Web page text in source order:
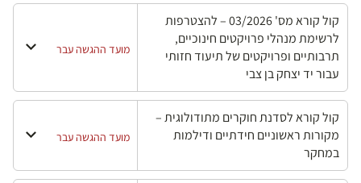
קול קורא מס' 03/2026 – להצטרפות
לרשימת מנהלי פרויקטים חינוכיים,
תרבותיים ופרויקטים של תיעוד חזותי
עבור יד יצחק בן צבי
מועד ההגשה עבר
קול קורא לסדנת חוקרים מתודולוגית –
מקורות ראשוניים חידתיים ודילמות
במחקר
מועד ההגשה עבר